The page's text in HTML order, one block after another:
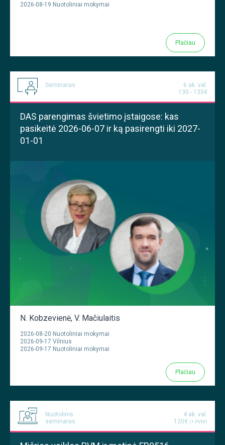
2026-08-19 Nuotoliniai mokymai
Plačiau
Seminaras
6 ak. val.
130 - 135€
DAS parengimas švietimo įstaigose: kas
pasikeitė 2026-06-07 ir ką pasirengti iki 2027-
01-01
N. Kobzevienė, V. Mačiulaitis
2026-08-20 Nuotoliniai mokymai
2026-09-17 Vilnius
2026-09-17 Nuotoliniai mokymai
Plačiau
Nuotolinis
seminaras
4 ak. val.
120€ (+ PVM)